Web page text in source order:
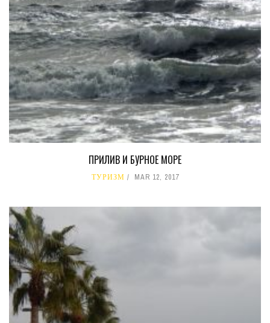
ПРИЛИВ И БУРНОЕ МОРЕ
ТУРИЗМ MAR 12, 2017